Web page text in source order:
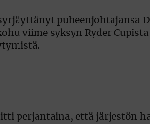
puheenjohtajansa
viime syksyn Ryder
perjantaina, että järjestön